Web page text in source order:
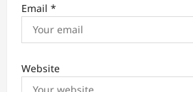
Email *
Website